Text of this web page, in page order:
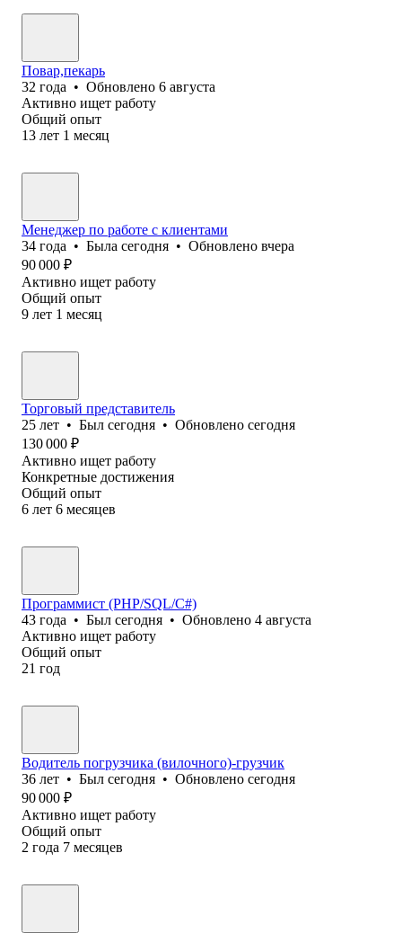
Повар,пекарь
32 года • Обновлено 6 августа
Активно ищет работу
Общий опыт
13 лет 1 месяц
Менеджер по работе с клиентами
34 года • Была сегодня • Обновлено вчера
90 000 ₽
Активно ищет работу
Общий опыт
9 лет 1 месяц
Торговый представитель
25 лет • Был сегодня • Обновлено сегодня
130 000 ₽
Активно ищет работу
Конкретные достижения
Общий опыт
6 лет 6 месяцев
Программист (PHP/SQL/C#)
43 года • Был сегодня • Обновлено 4 августа
Активно ищет работу
Общий опыт
21 год
Водитель погрузчика (вилочного)-грузчик
36 лет • Был сегодня • Обновлено сегодня
90 000 ₽
Активно ищет работу
Общий опыт
2 года 7 месяцев